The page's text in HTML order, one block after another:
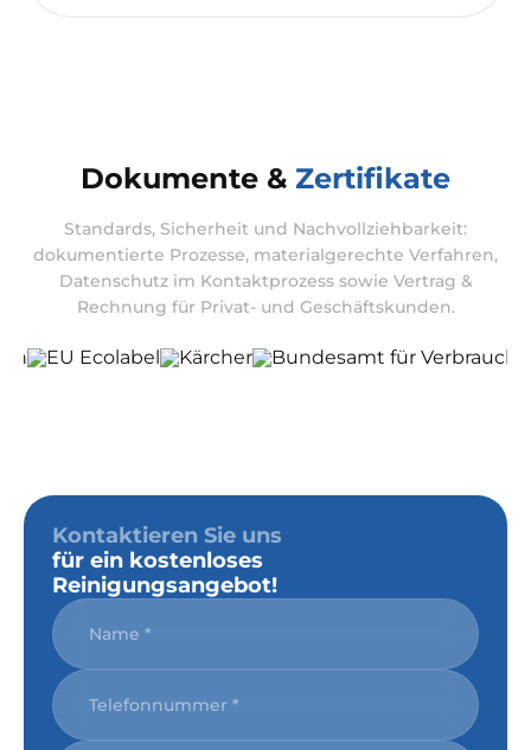
Dokumente & Zertifikate
Standards, Sicherheit und Nachvollziehbarkeit:
dokumentierte Prozesse, materialgerechte Verfahren,
Datenschutz im Kontaktprozess sowie Vertrag &
Rechnung für Privat- und Geschäftskunden.
Kontaktieren Sie uns
für ein kostenloses
Reinigungsangebot!